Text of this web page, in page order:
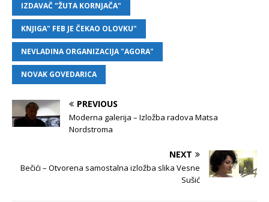
IZDAVAČ "ŽUTA KORNJAČA"
KNJIGA" FEB JE ČEKAO OLOVKU"
NEVLADINA ORGANIZACIJA "AGORA"
NOVAK GOVEDARICA
PREVIOUS
Moderna galerija – Izložba radova Matsa
Nordstroma
NEXT
Bečići – Otvorena samostalna izložba slika Vesne
Sušić